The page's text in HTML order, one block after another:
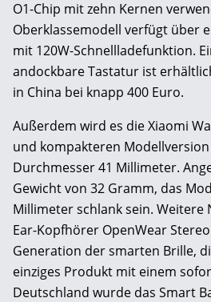
O1-Chip mit zehn Kernen
Oberklassemodell verfügt über
mit 120W-Schnellladefunktion.
andockbare Tastatur ist
in China bei knapp 400 Euro.
Außerdem wird es die Xiaomi
und kompakteren
Durchmesser 41 Millimeter.
Gewicht von 32 Gramm, das
Millimeter schlank sein. Weitere
Ear-Kopfhörer OpenWear
Generation der smarten Brille,
einziges Produkt mit einem
Deutschland wurde das Smart